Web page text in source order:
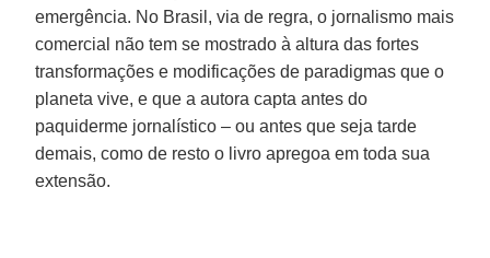
emergência. No Brasil, via de regra, o jornalismo mais
comercial não tem se mostrado à altura das fortes
transformações e modificações de paradigmas que o
planeta vive, e que a autora capta antes do
paquiderme jornalístico – ou antes que seja tarde
demais, como de resto o livro apregoa em toda sua
extensão.